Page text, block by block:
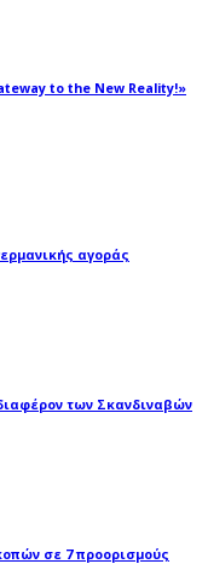
to the New Reality!»
αγοράς
των Σκανδιναβών
σε 7 προορισμούς